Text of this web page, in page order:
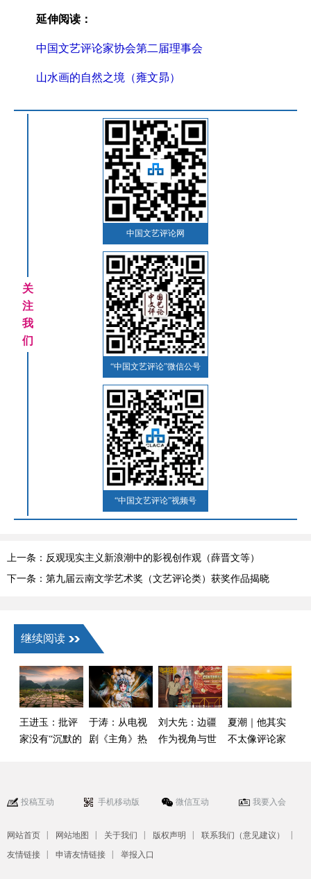
延伸阅读：
中国文艺评论家协会第二届理事会
山水画的自然之境（雍文昴）
关
注
我
们
中国文艺评论网
“中国文艺评论”微信公号
“中国文艺评论”视频号
上一条：反观现实主义新浪潮中的影视创作观（薛晋文等）
下一条：第九届云南文学艺术奖（文艺评论类）获奖作品揭晓
继续阅读
王进玉：批评
家没有“沉默的
于涛：从电视
剧《主角》热
刘大先：边疆
作为视角与世
夏潮｜他其实
不太像评论家
诚》
投稿互动 手机移动版 微信互动 我要入会
网站首页 网站地图 关于我们 版权声明 联系我们（意见建议）
友情链接 申请友情链接 举报入口